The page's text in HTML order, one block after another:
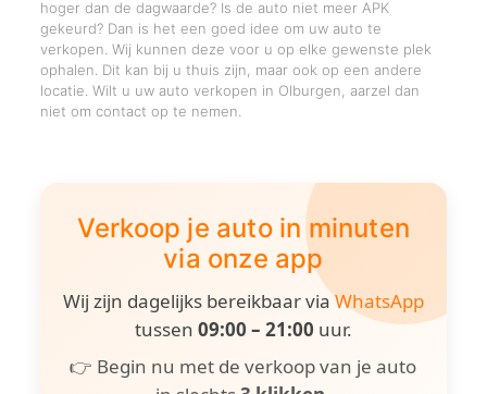
hoger dan de dagwaarde? Is de auto niet meer APK
gekeurd? Dan is het een goed idee om uw auto te
verkopen. Wij kunnen deze voor u op elke gewenste plek
ophalen. Dit kan bij u thuis zijn, maar ook op een andere
locatie. Wilt u uw auto verkopen in Olburgen, aarzel dan
niet om contact op te nemen.
Verkoop je auto in minuten
via onze app
Wij zijn dagelijks bereikbaar viaWhatsApp
tussen 09:00 – 21:00 uur.
👉 Begin nu met de verkoop van je auto